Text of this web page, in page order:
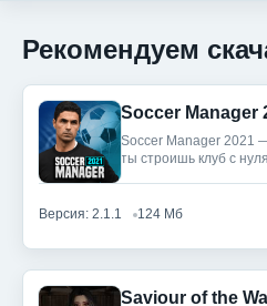
Рекомендуем
Soccer Manager 2021
ты строишь клуб с
Версия: 2.1.1 124 Мб
Saviour of the